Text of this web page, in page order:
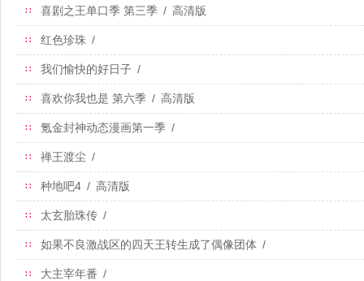
∷ 喜剧之王单口季 第三季 / 高清版
∷ 红色珍珠 /
∷ 我们愉快的好日子 /
∷ 喜欢你我也是 第六季 / 高清版
∷ 氪金封神动态漫画第一季 /
∷ 禅王渡尘 /
∷ 种地吧4 / 高清版
∷ 太玄胎珠传 /
∷ 如果不良激战区的四天王转生成了偶像团体 /
∷ 大主宰年番 /